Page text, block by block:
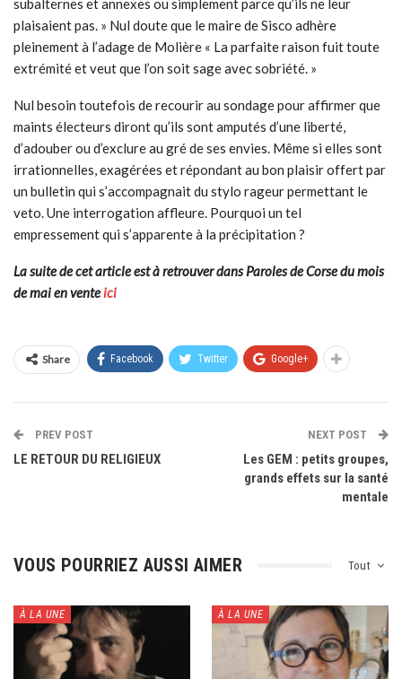
subalternes et annexes ou simplement parce qu’ils ne leur
plaisaient pas. » Nul doute que le maire de Sisco adhère
pleinement à l’adage de Molière « La parfaite raison fuit toute
extrémité et veut que l’on soit sage avec sobriété. »
Nul besoin toutefois de recourir au sondage pour affirmer que
maints électeurs diront qu’ils sont amputés d’une liberté,
d’adouber ou d’exclure au gré de ses envies. Même si elles sont
irrationnelles, exagérées et répondant au bon plaisir offert par
un bulletin qui s’accompagnait du stylo rageur permettant le
veto. Une interrogation affleure. Pourquoi un tel
empressement qui s’apparente à la précipitation ?
La suite de cet article est à retrouver dans Paroles de Corse du mois
de mai en venteici
Share Facebook Twitter Google+
PREV POST
LE RETOUR DU RELIGIEUX
NEXT POST
Les GEM : petits groupes,
grands effets sur la santé
mentale
Tout
VOUS POURRIEZ AUSSI AIMER
À LA UNE À LA UNE